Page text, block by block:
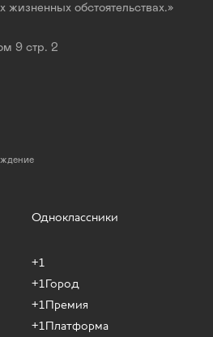
жизненных обстоятельствах.»
9 стр. 2
Одноклассники
+1
+1Город
+1Премия
+1Платформа